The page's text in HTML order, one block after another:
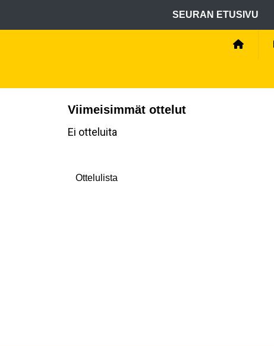
SEURAN ETUSIVU
Viimeisimmät ottelut
Ei otteluita
Ottelulista